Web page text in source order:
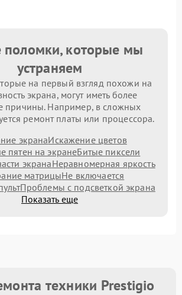
поломки, которые мы
устраняем
на первый взгляд похожи на
экрана, могут иметь более
причины. Например, в сложных
ремонт платы или процессора.
экранаИскажение цветов
пятен на экранеБитые пиксели
экранаНеравномерная яркость
матрицыНе включается
Проблемы с подсветкой экрана
Показать еще
техники Prestigio